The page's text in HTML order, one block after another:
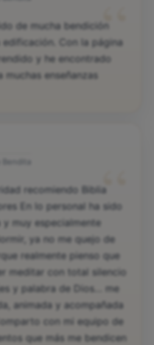
“
de mucha bendición
Con la página
y he encontrado
muchas enseñanzas
“
recomiendo Biblia
En lo personal ha sido
muy especialmente
ya no me quejo de
realmente pienso que
meditar con total silencio
y palabra de Dios… me
animada y acompañada
con mi equipo de
que más me bendicen